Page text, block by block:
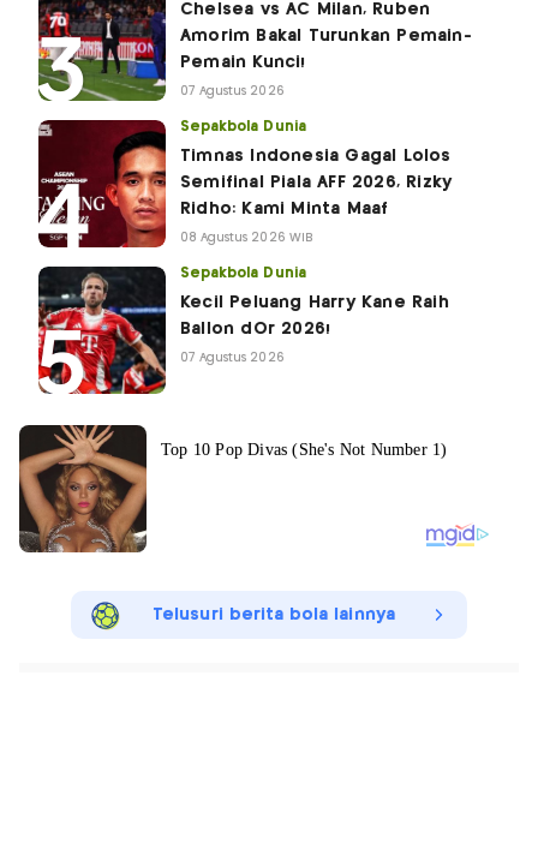
Chelsea vs AC Milan, Ruben
Amorim Bakal Turunkan Pemain-
Pemain Kunci!
07 Agustus 2026
Sepakbola Dunia
Timnas Indonesia Gagal Lolos
Semifinal Piala AFF 2026, Rizky
Ridho: Kami Minta Maaf
08 Agustus 2026 WIB
Sepakbola Dunia
Kecil Peluang Harry Kane Raih
Ballon dOr 2026!
07 Agustus 2026
Telusuri berita bola lainnya